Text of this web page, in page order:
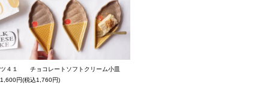
ツ４１ チョコレートソフトクリーム小皿
1,600円(税込1,760円)